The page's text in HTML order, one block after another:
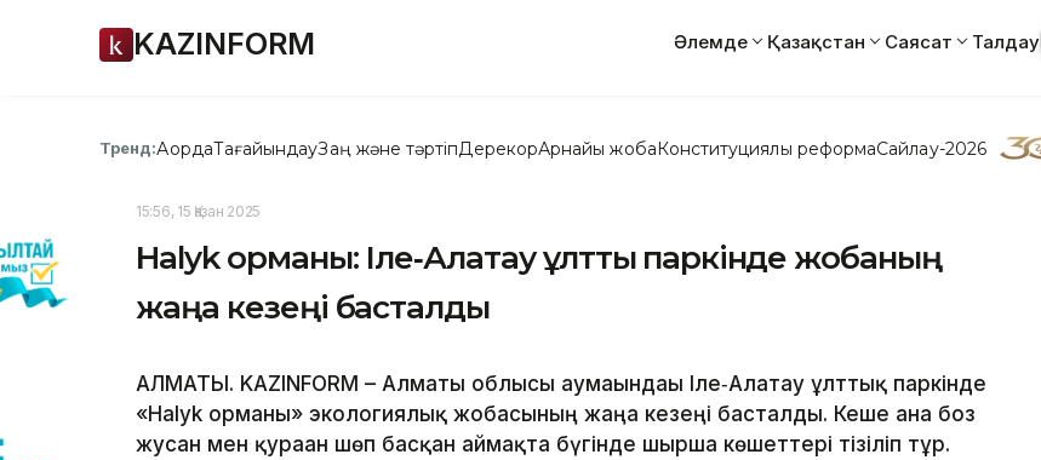
KAZINFORM Әлемде Қазақстан Саясат Талдау
Тренд:АқордаТағайындауЗаң және тәртіпДерекқорАрнайы жобаКонституциялық реформаСайлау-2026
15:56, 15 Қазан 2025
Halyk орманы: Іле‑Алатау ұлттық паркінде жобаның
жаңа кезеңі басталды
АЛМАТЫ. KAZINFORM – Алматы облысы аумағындағы Іле‑Алатау ұлттық паркінде
«Halyk орманы» экологиялық жобасының жаңа кезеңі басталды. Кеше ғана боз
жусан мен қураған шөп басқан аймақта бүгінде шырша көшеттері тізіліп тұр.